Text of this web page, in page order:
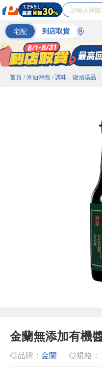
宅配 到店取貨
首頁 / 米油沖泡 / 調味．罐頭湯品
金蘭無添加有機
◎品牌： 金蘭 ◎規格：